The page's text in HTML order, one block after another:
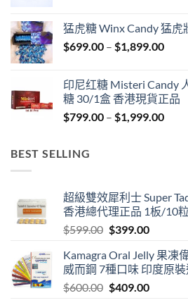
猛虎糖 Winx Candy 猛
$699.00 – $1,899.00Price
印尼红糖 Misteri Candy
糖 30/1盒 香港現貨正品
$799.00 – $1,999.00Price
BEST SELLING
超級雙效犀利士 Super
香港總代理正品 1板/10粒
$599.00 Original
was:
$599.00.
$399.00Current
is:
Kamagra Oral Jelly 果凍
威而鋼 7種口味 印度原
$600.00 Original
$409.00Current